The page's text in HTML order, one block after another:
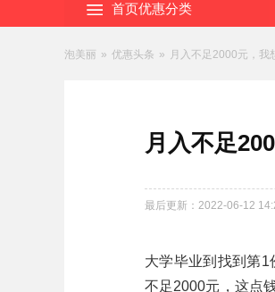
首页优惠分类
泡美丽 » 优惠头条 » 月入不足2000元，我
月入不足
最后更新：2022-06-12
大学毕业到找到第
不足2000元，这点